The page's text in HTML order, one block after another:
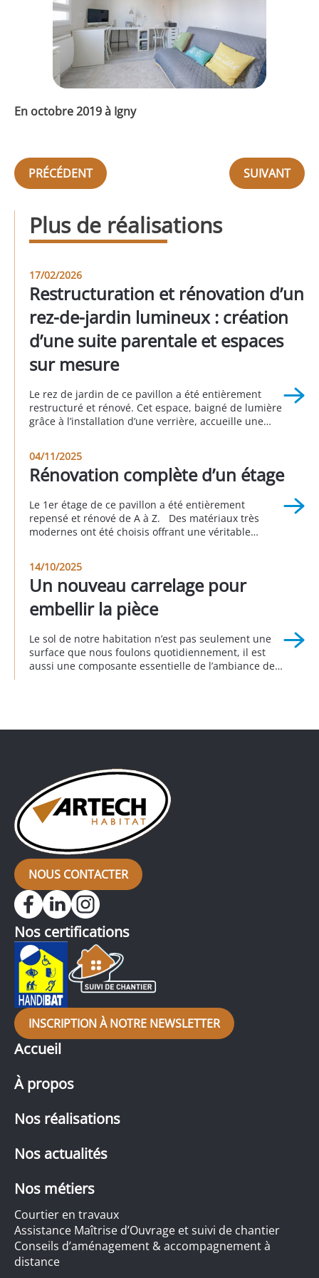
En octobre 2019 à Igny
PRÉCÉDENT SUIVANT
Plus de réalisations
17/02/2026
Restructuration et rénovation d’un
rez-de-jardin lumineux : création
d’une suite parentale et espaces
sur mesure
Le rez de jardin de ce pavillon a été entièrement
restructuré et rénové. Cet espace, baigné de lumière
grâce à l’installation d’une verrière, accueille une
chambre et une autre salle d’eau. Cette réalisation a
été faite en partenariat avec Sophie […]
04/11/2025
Rénovation complète d’un étage
Le 1er étage de ce pavillon a été entièrement
repensé et rénové de A à Z. Des matériaux très
modernes ont été choisis offrant une véritable
rendu global de ce projet. Réalisation à Longjumeau
au 3eme trimestre 2025
14/10/2025
Un nouveau carrelage pour
embellir la pièce
Le sol de notre habitation n’est pas seulement une
surface que nous foulons quotidiennement, il est
aussi une composante essentielle de l’ambiance de
lequel l’ancien carrelage a été remplacé […]
NOUS CONTACTER
Accueil
À propos
Nos réalisations
Nos actualités
Nos métiers
Courtier en travaux
Assistance Maîtrise d’Ouvrage et suivi de chantier
Conseils d’aménagement & accompagnement à
distance
Nos certifications
INSCRIPTION À NOTRE NEWSLETTER